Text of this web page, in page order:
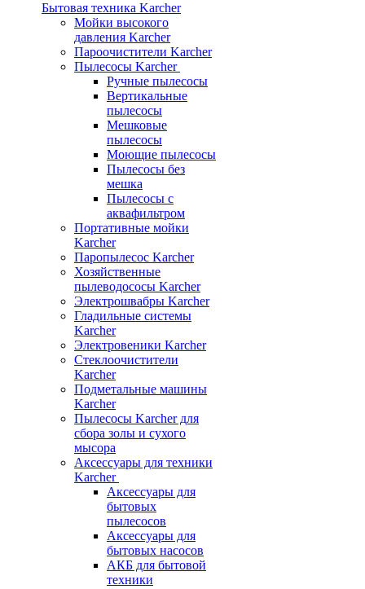
Бытовая техника Karcher
Мойки высокого
давления Karcher
Пароочистители Karcher
Пылесосы Karcher
Ручные пылесосы
Вертикальные
пылесосы
Мешковые
пылесосы
Моющие пылесосы
Пылесосы без
мешка
Пылесосы с
аквафильтром
Портативные мойки
Karcher
Паропылесос Karcher
Хозяйственные
пылеводососы Karcher
Электрошвабры Karcher
Гладильные системы
Karcher
Электровеники Karcher
Стеклоочистители
Karcher
Подметальные машины
Karcher
Пылесосы Karcher для
сбора золы и сухого
мысора
Аксессуары для техники
Karcher
Аксессуары для
бытовых
пылесосов
Аксессуары для
бытовых насосов
АКБ для бытовой
техники